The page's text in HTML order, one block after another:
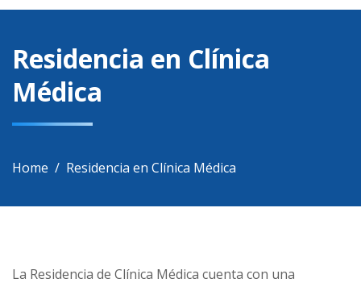
Residencia en Clínica
Médica
Home Residencia en Clínica Médica
La Residencia de Clínica Médica cuenta con una